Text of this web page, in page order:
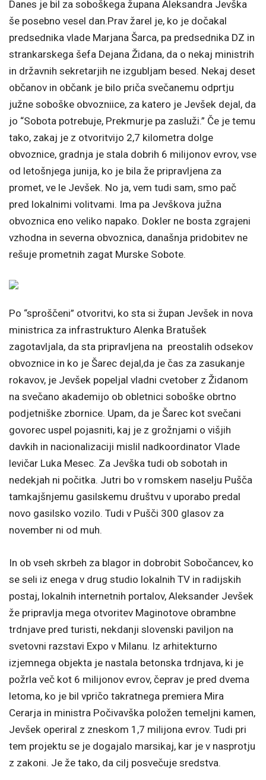
Danes je bil za soboškega župana Aleksandra Jevška
še posebno vesel dan.Prav žarel je, ko je dočakal
predsednika vlade Marjana Šarca, pa predsednika DZ in
strankarskega šefa Dejana Židana, da o nekaj ministrih
in državnih sekretarjih ne izgubljam besed. Nekaj deset
občanov in občank je bilo priča svečanemu odprtju
južne soboške obvozniice, za katero je Jevšek dejal, da
jo “Sobota potrebuje, Prekmurje pa zasluži.” Če je temu
tako, zakaj je z otvoritvijo 2,7 kilometra dolge
obvoznice, gradnja je stala dobrih 6 milijonov evrov, vse
od letošnjega junija, ko je bila že pripravljena za
promet, ve le Jevšek. No ja, vem tudi sam, smo pač
pred lokalnimi volitvami. Ima pa Jevškova južna
obvoznica eno veliko napako. Dokler ne bosta zgrajeni
vzhodna in severna obvoznica, današnja pridobitev ne
rešuje prometnih zagat Murske Sobote.
Po “sproščeni” otvoritvi, ko sta si župan Jevšek in nova
ministrica za infrastrukturo Alenka Bratušek
zagotavljala, da sta pripravljena na preostalih odsekov
obvoznice in ko je Šarec dejal,da je čas za zasukanje
rokavov, je Jevšek popeljal vladni cvetober z Židanom
na svečano akademijo ob obletnici soboške obrtno
podjetniške zbornice. Upam, da je Šarec kot svečani
govorec uspel pojasniti, kaj je z grožnjami o višjih
davkih in nacionalizaciji mislil nadkoordinator Vlade
levičar Luka Mesec. Za Jevška tudi ob sobotah in
nedekjah ni počitka. Jutri bo v romskem naselju Pušča
tamkajšnjemu gasilskemu društvu v uporabo predal
novo gasilsko vozilo. Tudi v Pušči 300 glasov za
november ni od muh.
In ob vseh skrbeh za blagor in dobrobit Sobočancev, ko
se seli iz enega v drug studio lokalnih TV in radijskih
postaj, lokalnih internetnih portalov, Aleksander Jevšek
že pripravlja mega otvoritev Maginotove obrambne
trdnjave pred turisti, nekdanji slovenski paviljon na
svetovni razstavi Expo v Milanu. Iz arhitekturno
izjemnega objekta je nastala betonska trdnjava, ki je
požrla več kot 6 milijonov evrov, čeprav je pred dvema
letoma, ko je bil vpričo takratnega premiera Mira
Cerarja in ministra Počivavška položen temeljni kamen,
Jevšek operiral z zneskom 1,7 milijona evrov. Tudi pri
tem projektu se je dogajalo marsikaj, kar je v nasprotju
z zakoni. Je že tako, da cilj posvečuje sredstva.